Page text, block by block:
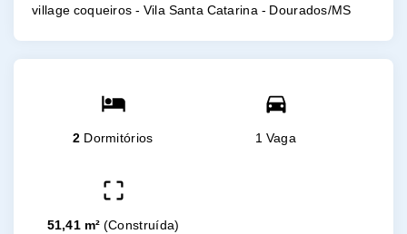
village coqueiros - Vila Santa Catarina - Dourados/MS
2 Dormitórios 1 Vaga
51,41 m² (Construída)